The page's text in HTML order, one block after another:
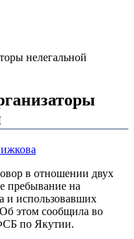
нелегальной
в отношении двух
пребывание на
и использовавших
Об этом сообщила во
по Якутии.